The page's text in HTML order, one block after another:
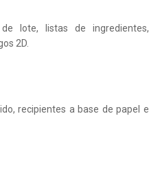
lote, listas de ingredientes,
2D.
recipientes a base de papel e